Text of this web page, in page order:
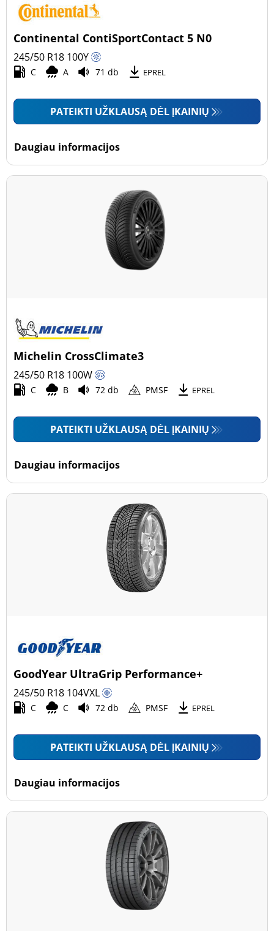
Lengvasis automobilis (34)
Mažas sunkvežimis (1)
Motociklas (0)
Padanga sustiprintomis sienelėmis
Continental ContiSportContact 5 N0
245/50 R18 100Y
C A 71 db EPREL
PATEIKTI UŽKLAUSĄ DĖL ĮKAINIŲ
Daugiau informacijos
Michelin CrossClimate3
245/50 R18 100W
C B 72 db PMSF EPREL
PATEIKTI UŽKLAUSĄ DĖL ĮKAINIŲ
Daugiau informacijos
GoodYear UltraGrip Performance+
245/50 R18 104VXL
C C 72 db PMSF EPREL
PATEIKTI UŽKLAUSĄ DĖL ĮKAINIŲ
Daugiau informacijos